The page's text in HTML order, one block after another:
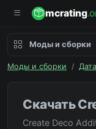
mcrating
Моды и сборки
Моды и сборки /
Скачать
Create Deco